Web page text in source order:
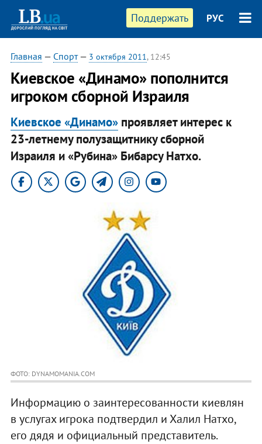
Поддержать РУС
Главная — Спорт— 3 октября 2011, 12:45
Киевское «Динамо» пополнится
игроком сборной Израиля
Киевское «Динамо»проявляет интерес к
23-летнему полузащитнику сборной
Израиля и «Рубина» Бибарсу Натхо.
ФОТО: DYNAMOMANIA.COM
Информацию о заинтересованности киевлян
в услугах игрока подтвердил и Халил Натхо,
его дядя и официальный представитель.